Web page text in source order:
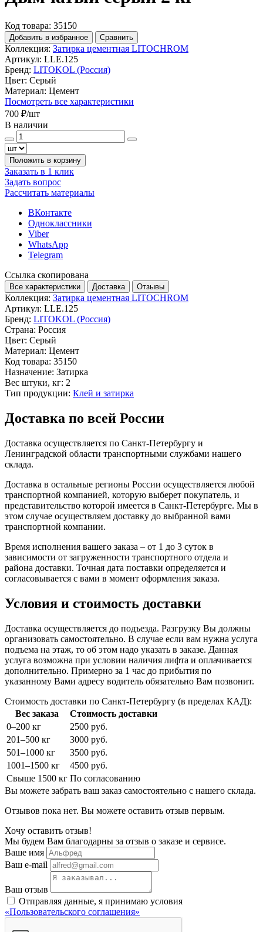
Код товара: 35150
Добавить в избранное Сравнить
Коллекция: Затирка цементная LITOCHROM
Артикул: LLE.125
Бренд: LITOKOL (Россия)
Цвет: Серый
Материал: Цемент
Посмотреть все характеристики
700 ₽/шт
В наличии
Положить в корзину
Заказать в 1 клик
Задать вопрос
Рассчитать материалы
ВКонтакте
Одноклассники
Viber
WhatsApp
Telegram
Ссылка скопирована
Все характеристики Доставка Отзывы
Коллекция: Затирка цементная LITOCHROM
Артикул: LLE.125
Бренд: LITOKOL (Россия)
Страна: Россия
Цвет: Серый
Материал: Цемент
Код товара: 35150
Назначение: Затирка
Вес штуки, кг: 2
Тип продукции: Клей и затирка
Доставка по всей России
Доставка осуществляется по Санкт-Петербургу и
Ленинградской области транспортными службами нашего
склада.
Доставка в остальные регионы России осуществляется любой
транспортной компанией, которую выберет покупатель, и
представительство которой имеется в Санкт-Петербурге. Мы в
этом случае осуществляем доставку до выбранной вами
транспортной компании.
Время исполнения вашего заказа – от 1 до 3 суток в
зависимости от загруженности транспортного отдела и
района доставки. Точная дата поставки определяется и
согласовывается с вами в момент оформления заказа.
Условия и стоимость доставки
Доставка осуществляется до подъезда. Разгрузку Вы должны
организовать самостоятельно. В случае если вам нужна услуга
подъема на этаж, то об этом надо указать в заказе. Данная
услуга возможна при условии наличия лифта и оплачивается
дополнительно. Примерно за 1 час до прибытия по
указанному Вами адресу водитель обязательно Вам позвонит.
Стоимость доставки по Санкт-Петербургу (в пределах КАД):
Вес заказа
Стоимость доставки
0–200 кг
2500 руб.
201–500 кг
3000 руб.
501–1000 кг
3500 руб.
1001–1500 кг
4500 руб.
Свыше 1500 кг По согласованию
Вы можете забрать ваш заказ самостоятельно с нашего склада.
Отзывов пока нет. Вы можете оставить отзыв первым.
Хочу оставить отзыв!
Мы будем Вам благодарны за отзыв о заказе и сервисе.
Ваше имя
Ваш e-mail
Ваш отзыв
Отправляя данные, я принимаю условия
«Пользовательского соглашения»